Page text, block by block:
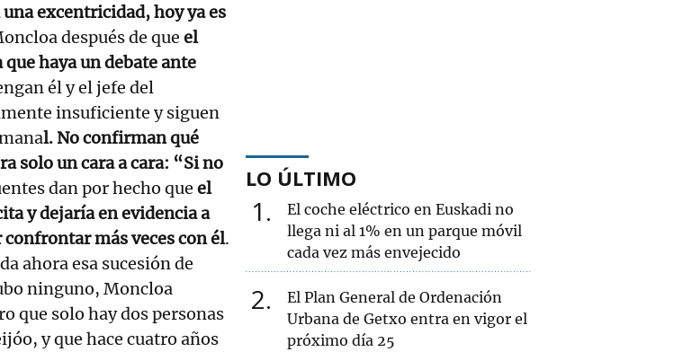
excentricidad, hoy ya es
después de que el
haya un debate ante
él y el jefe del
insuficiente y siguen
l. No confirman qué
solo un cara a cara: “Si no
dan por hecho que el
y dejaría en evidencia a
más veces con él.
ahora esa sucesión de
ninguno, Moncloa
que solo hay dos personas
y que hace cuatro años
LO ÚLTIMO
1
El coche eléctrico en Euskadi no
llega ni al 1% en un parque móvil
cada vez más envejecido
2
El Plan General de Ordenación
Urbana de Getxo entra en vigor el
próximo día 25